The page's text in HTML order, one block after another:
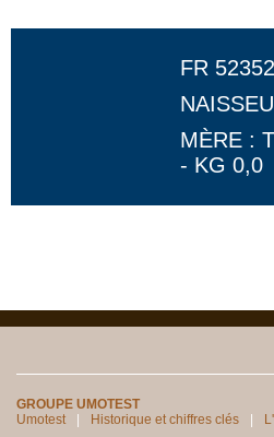
FR
MÈRE :
- KG 0,0
GROUPE UMOTEST
Umotest
Historique et chiffres clés